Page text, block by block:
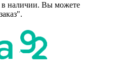
в наличии. Вы можете